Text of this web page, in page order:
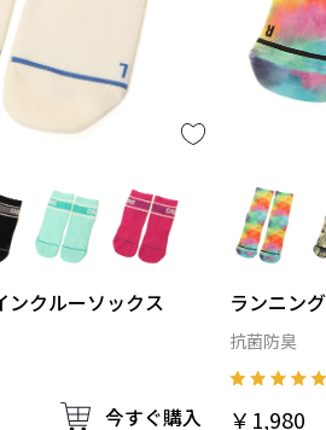
ンクルーソックス
今すぐ購入
ランニン
抗菌防臭
￥1,980